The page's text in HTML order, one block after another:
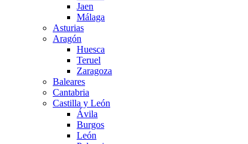
Jaen
Málaga
Asturias
Aragón
Huesca
Teruel
Zaragoza
Baleares
Cantabria
Castilla y León
Ávila
Burgos
León